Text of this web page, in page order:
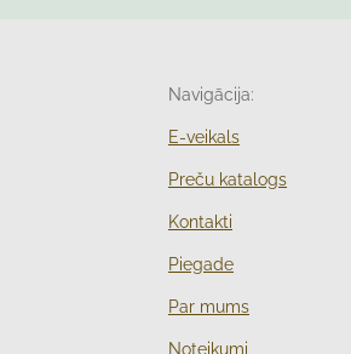
Navigācija:
E-veikals
Preču katalogs
Kontakti
Piegade
Par mums
Noteikumi